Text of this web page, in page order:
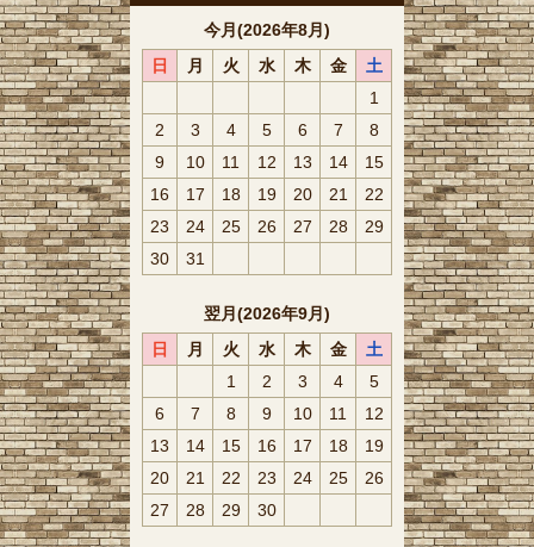
今月(2026年8月)
日
月 火 水 木 金
土
1
2
3 4 5 6 7
8
9
10 11 12 13 14
15
16
17 18 19 20 21
22
23
24 25 26 27 28
29
30
31
翌月(2026年9月)
日
月 火 水 木 金
土
1
2 3 4
5
6
7 8 9 10 11
12
13
14 15 16 17 18
19
20
21 22 23 24 25
26
27
28 29 30